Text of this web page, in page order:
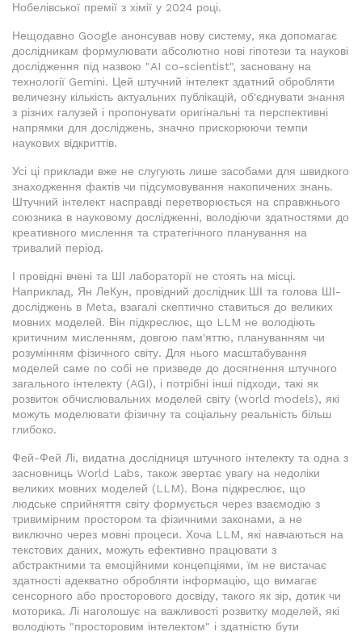
Нобелівської премії з хімії у 2024 році.
Нещодавно Google анонсував нову систему, яка допомагає
дослідникам формулювати абсолютно нові гіпотези та наукові
дослідження під назвою "AI co-scientist", засновану на
технології Gemini. Цей штучний інтелект здатний обробляти
величезну кількість актуальних публікацій, об'єднувати знання
з різних галузей і пропонувати оригінальні та перспективні
напрямки для досліджень, значно прискорюючи темпи
наукових відкриттів.
Усі ці приклади вже не слугують лише засобами для швидкого
знаходження фактів чи підсумовування накопичених знань.
Штучний інтелект насправді перетворюється на справжнього
союзника в науковому дослідженні, володіючи здатностями до
креативного мислення та стратегічного планування на
тривалий період.
І провідні вчені та ШІ лабораторії не стоять на місці.
Наприклад, Ян ЛеКун, провідний дослідник ШІ та голова ШІ-
досліджень в Meta, взагалі скептично ставиться до великих
мовних моделей. Він підкреслює, що LLM не володіють
критичним мисленням, довгою пам'яттю, плануванням чи
розумінням фізичного світу. Для нього масштабування
моделей саме по собі не призведе до досягнення штучного
загального інтелекту (AGI), і потрібні інші підходи, такі як
розвиток обчислювальних моделей світу (world models), які
можуть моделювати фізичну та соціальну реальність більш
глибоко.
Фей-Фей Лі, видатна дослідниця штучного інтелекту та одна з
засновниць World Labs, також звертає увагу на недоліки
великих мовних моделей (LLM). Вона підкреслює, що
людське сприйняття світу формується через взаємодію з
тривимірним простором та фізичними законами, а не
виключно через мовні процеси. Хоча LLM, які навчаються на
текстових даних, можуть ефективно працювати з
абстрактними та емоційними концепціями, їм не вистачає
здатності адекватно обробляти інформацію, що вимагає
сенсорного або просторового досвіду, такого як зір, дотик чи
моторика. Лі наголошує на важливості розвитку моделей, які
володіють "просторовим інтелектом" і здатністю бути